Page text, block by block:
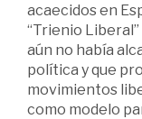
acaecidos en
“Trienio
aún no había
política y que
movimientos
como modelo